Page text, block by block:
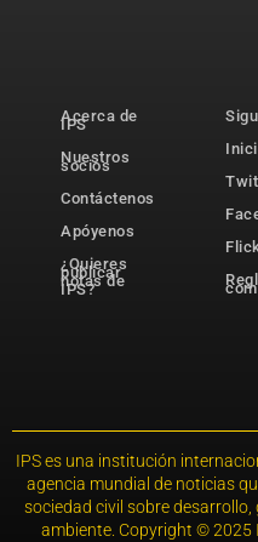
Acerca de
IPS
Nuestros
socios
Contáctenos
Apóyenos
¿Quieres
publicar
notas de
IPS?
IPS es una institución
agencia mundial de noticias
sociedad civil sobre
ambiente. Copyright © 2025